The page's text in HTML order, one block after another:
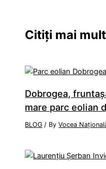
Citiți mai mult
Dobrogea,
mare parc eolian
BLOG / ByVocea